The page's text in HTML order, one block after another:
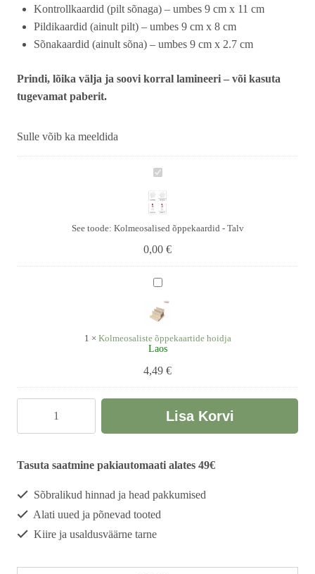
Kontrollkaardid (pilt sõnaga) – umbes 9 cm x 11 cm
Pildikaardid (ainult pilt) – umbes 9 cm x 8 cm
Sõnakaardid (ainult sõna) – umbes 9 cm x 2.7 cm
Prindi, lõika välja ja soovi korral lamineeri – või kasuta
tugevamat paberit.
Sulle võib ka meeldida
Kolmeosalised
õppekaardid
-
Talv
See toode: Kolmeosalised õppekaardid - Talv
0,00 €
Kolmeosaliste
õppekaartide
hoidja
1 × Kolmeosaliste õppekaartide hoidja
Laos
4,49 €
Talv
Lisa Korvi
Tasuta saatmine pakiautomaati alates 49€
Sõbralikud hinnad ja head pakkumised
Alati uued ja põnevad tooted
Kiire ja usaldusväärne tarne